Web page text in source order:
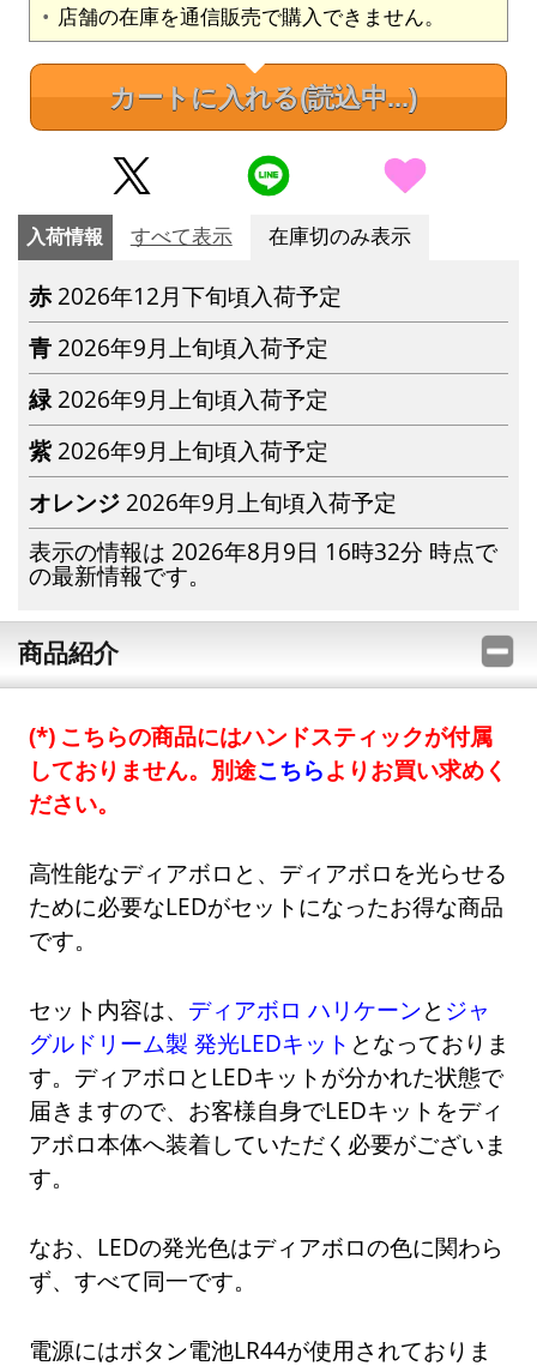
店舗の在庫を通信販売で購入できません。
カートに入れる(読込中...)
入荷情報 すべて表示 在庫切のみ表示
赤 2026年12月下旬頃入荷予定
青 2026年9月上旬頃入荷予定
緑 2026年9月上旬頃入荷予定
紫 2026年9月上旬頃入荷予定
オレンジ 2026年9月上旬頃入荷予定
表示の情報は 2026年8月9日 16時32分 時点で
の最新情報です。
商品紹介
こちらの商品にはハンドスティックが付属
しておりません。別途こちらよりお買い求めく
ださい。
高性能なディアボロと、ディアボロを光らせる
ために必要なLEDがセットになったお得な商品
です。
セット内容は、 ディアボロ ハリケーンと ジャ
グルドリーム製 発光LEDキット となっておりま
す。ディアボロとLEDキットが分かれた状態で
届きますので、お客様自身でLEDキットをディ
アボロ本体へ装着していただく必要がございま
す。
なお、LEDの発光色はディアボロの色に関わら
ず、すべて同一です。
電源にはボタン電池LR44が使用されておりま